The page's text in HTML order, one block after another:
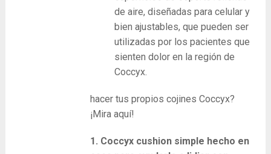
de aire, diseñadas para celular y
bien ajustables, que pueden ser
utilizadas por los pacientes que
sienten dolor en la región de
Coccyx.
hacer tus propios cojines Coccyx?
¡Mira aquí!
1. Coccyx cushion simple hecho en